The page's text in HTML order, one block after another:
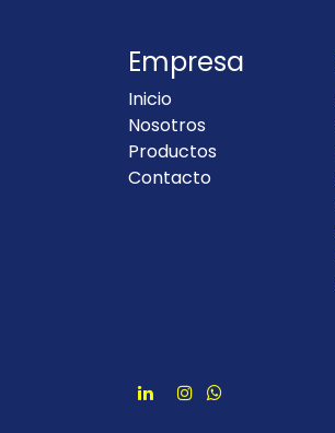
Empresa
Inicio
Nosotros
Productos
Contacto